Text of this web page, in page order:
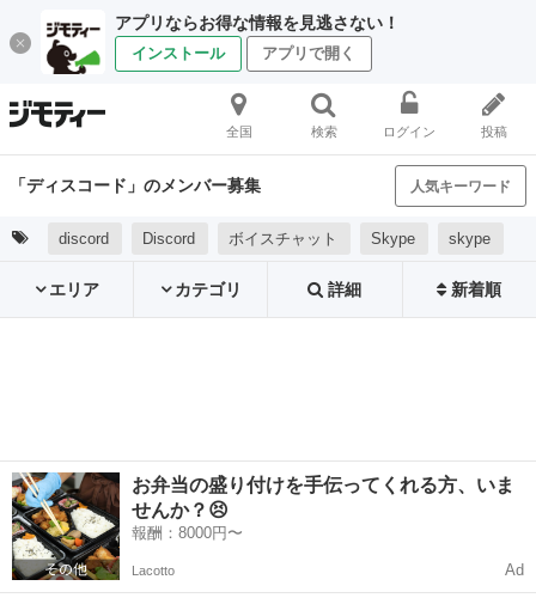
アプリならお得な情報を見逃さない！
インストール アプリで開く
全国 検索 ログイン 投稿
「ディスコード」のメンバー募集 人気キーワード
discord Discord ボイスチャット Skype skype
エリア カテゴリ 詳細 新着順
お弁当の盛り付けを手伝ってくれる方、いま
せんか？😣
報酬：8000円〜
Lacotto Ad